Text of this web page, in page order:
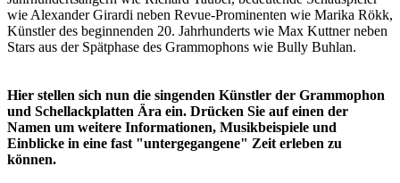
wie Alexander Girardi neben Revue-Prominenten wie Marika Rökk,
Künstler des beginnenden 20. Jahrhunderts wie Max Kuttner neben
Stars aus der Spätphase des Grammophons wie Bully Buhlan.
Hier stellen sich nun die singenden Künstler der Grammophon
und Schellackplatten Ära ein. Drücken Sie auf einen der
Namen um weitere Informationen, Musikbeispiele und
Einblicke in eine fast "untergegangene" Zeit erleben zu
können.